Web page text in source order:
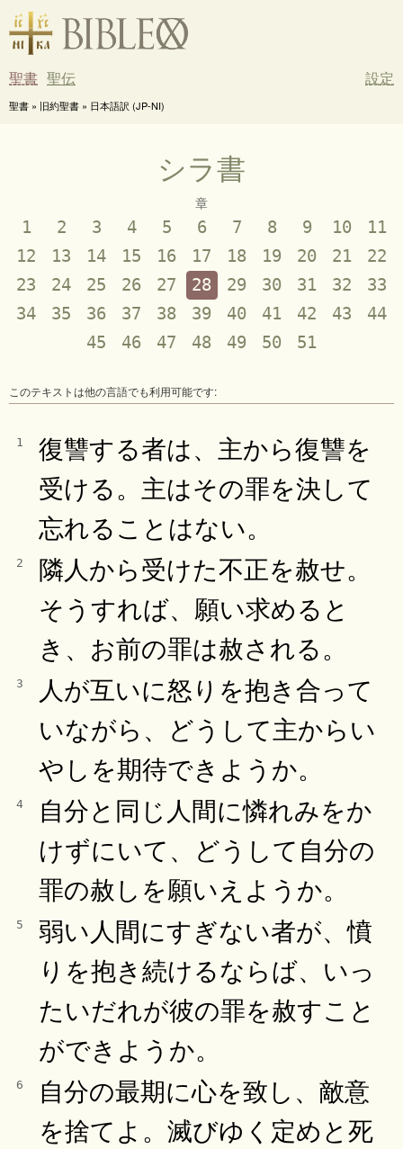
聖書 聖伝 設定
聖書 » 旧約聖書 » 日本語訳 (JP-NI)
シラ書
章
1 2 3 4 5 6 7 8 9 10
11
12
13 14 15 16 17 18 19 20 21
22
23
24 25 26 27 28 29 30 31 32
33
34
35 36 37 38 39 40 41 42 43
44
45
46 47 48 49 50 51
このテキストは他の言語でも利用可能です:
1
復讐する者は、主から復讐を
受ける。主はその罪を決して
忘れることはない。
2
隣人から受けた不正を赦せ。
そうすれば、願い求めると
き、お前の罪は赦される。
3
人が互いに怒りを抱き合って
いながら、どうして主からい
やしを期待できようか。
4
自分と同じ人間に憐れみをか
けずにいて、どうして自分の
罪の赦しを願いえようか。
5
弱い人間にすぎない者が、憤
りを抱き続けるならば、いっ
たいだれが彼の罪を赦すこと
ができようか。
6
自分の最期に心を致し、敵意
を捨てよ。滅びゆく定めと死